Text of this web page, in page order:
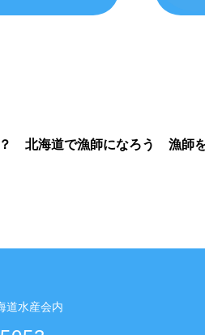
北海道で漁師になろう 漁師
道水産会内